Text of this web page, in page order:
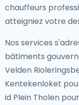
chauffeurs
atteigniez votre
Nos services
bâtiments
Velden
Kentekenloket
id Plein Tholen